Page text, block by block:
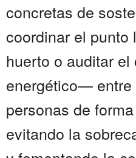
concretas de
coordinar el punto
huerto o auditar el
energético— entre
personas de
evitando la